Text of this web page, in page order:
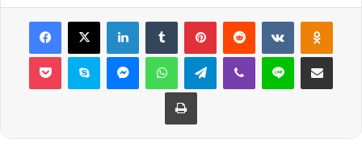
Facebook
X LinkedInTumblr PinterestReddit VKontakte
Pocket Skype MessengerWhatsAppTelegramViber Line E-Posta ile
Yazdır